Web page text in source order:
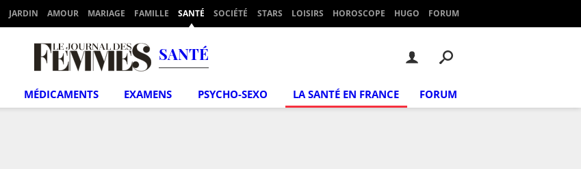
JARDIN AMOUR MARIAGE FAMILLE SANTÉ SOCIÉTÉ STARS LOISIRS HOROSCOPE HUGO FORUM
SANTÉ
MÉDICAMENTS EXAMENS PSYCHO-SEXO LA SANTÉ EN FRANCE FORUM